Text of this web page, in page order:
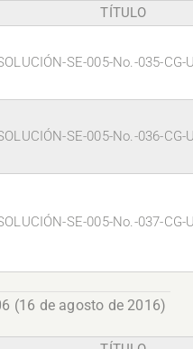
TÍTULO
SE-005-No.-035-CG-
SE-005-No.-036-CG-
SE-005-No.-037-CG-
(16 de agosto de 2016)